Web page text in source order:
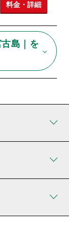
料金・詳細
古島｜を